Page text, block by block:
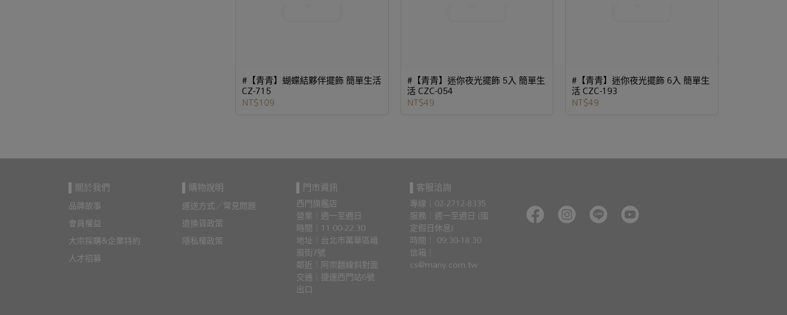
#【青青】蝴蝶結夥伴擺飾 簡單生活
CZ-715
NT$109
#【青青】迷你夜光擺飾 5入 簡單生
活 CZC-054
NT$49
#【青青】迷你夜光擺飾 6入 簡單生
活 CZC-193
NT$49
▌關於我們
品牌故事
會員權益
大宗採購&企業特約
人才招募
▌購物說明
運送方式／常見問題
退換貨政策
隱私權政策
▌門市資訊
西門旗艦店
營業｜週一至週日
時間｜11:00-22:30
地址｜台北市萬華區峨
眉街7號
鄰近｜阿宗麵線斜對面
交通｜捷運西門站6號
出口
▌客服洽詢
專線｜02-2712-8335
服務｜週一至週日 (國
定假日休息)
時間｜ 09:30-18:30
信箱｜
cs@many.com.tw